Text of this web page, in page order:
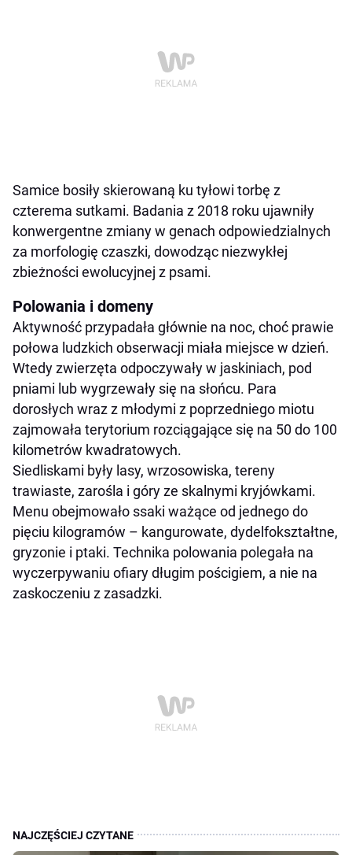
Samice bosiły skierowaną ku tyłowi torbę z
czterema sutkami. Badania z 2018 roku ujawniły
konwergentne zmiany w genach odpowiedzialnych
za morfologię czaszki, dowodząc niezwykłej
zbieżności ewolucyjnej z psami.
Polowania i domeny
Aktywność przypadała głównie na noc, choć prawie
połowa ludzkich obserwacji miała miejsce w dzień.
Wtedy zwierzęta odpoczywały w jaskiniach, pod
pniami lub wygrzewały się na słońcu. Para
dorosłych wraz z młodymi z poprzedniego miotu
zajmowała terytorium rozciągające się na 50 do 100
kilometrów kwadratowych.
Siedliskami były lasy, wrzosowiska, tereny
trawiaste, zarośla i góry ze skalnymi kryjówkami.
Menu obejmowało ssaki ważące od jednego do
pięciu kilogramów – kangurowate, dydelfokształtne,
gryzonie i ptaki. Technika polowania polegała na
wyczerpywaniu ofiary długim pościgiem, a nie na
zaskoczeniu z zasadzki.